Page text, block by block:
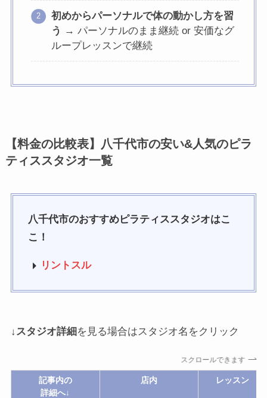
初めからパーソナルで体の動かし方を習
う → パーソナルのまま継続 or 安価なグ
ループレッスンで継続
【料金の比較表】八千代市の安い&人気のピラ
ティススタジオ一覧
八千代市のおすすめピラティススタジオはこ
こ！
リントスル
↓スタジオ詳細を見る場合はスタジオ名をクリック
スクロールできます
記事内の
詳細へ↓
店内 レッスン